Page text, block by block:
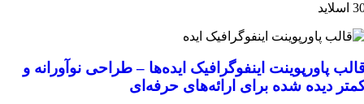
اسلاید
پاورپوینت اینفوگرافیک ایده‌ها – طراحی نوآورانه و
دیده شده برای ارائه‌های حرفه‌ای